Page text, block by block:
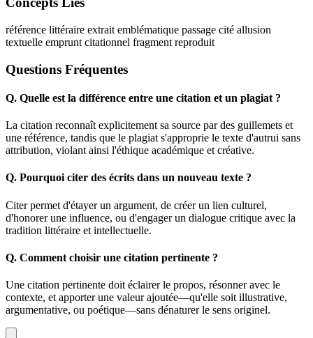
référence littéraire extrait emblématique passage cité allusion
textuelle emprunt citationnel fragment reproduit
Questions Fréquentes
Q. Quelle est la différence entre une citation et un plagiat ?
La citation reconnaît explicitement sa source par des guillemets et
une référence, tandis que le plagiat s'approprie le texte d'autrui sans
attribution, violant ainsi l'éthique académique et créative.
Q. Pourquoi citer des écrits dans un nouveau texte ?
Citer permet d'étayer un argument, de créer un lien culturel,
d'honorer une influence, ou d'engager un dialogue critique avec la
tradition littéraire et intellectuelle.
Q. Comment choisir une citation pertinente ?
Une citation pertinente doit éclairer le propos, résonner avec le
contexte, et apporter une valeur ajoutée—qu'elle soit illustrative,
argumentative, ou poétique—sans dénaturer le sens originel.